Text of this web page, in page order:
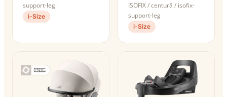
support-leg
i-Size
ISOFIX / centură / isofix-
support-leg
i-Size